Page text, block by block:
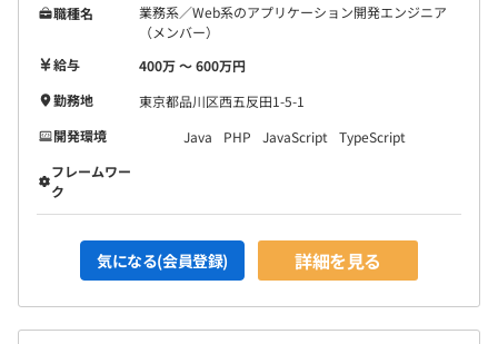
※試用期間中は、退職金制度、育児・介護短時間勤務制
度、確定拠出年金制度の適応なし。その他の条件変更はあ
りません。
職種名
業務系／Web系のアプリケーション開発エンジニア
（メンバー）
給与
400万 〜 600万円
勤務地
東京都品川区西五反田1-5-1
開発環境
Java PHP JavaScript
TypeScript
フレームワー
ク
気になる(会員登録) 詳細を見る